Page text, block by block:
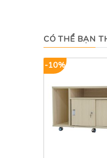
CÓ THỂ BẠN
-10%